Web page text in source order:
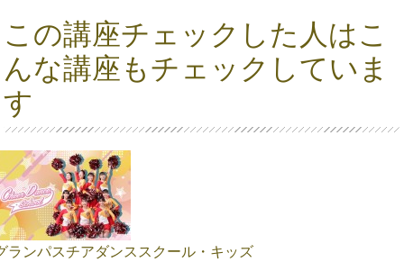
この講座チェックした人はこ
んな講座もチェックしていま
す
ランパスチアダンススクール・キッズ